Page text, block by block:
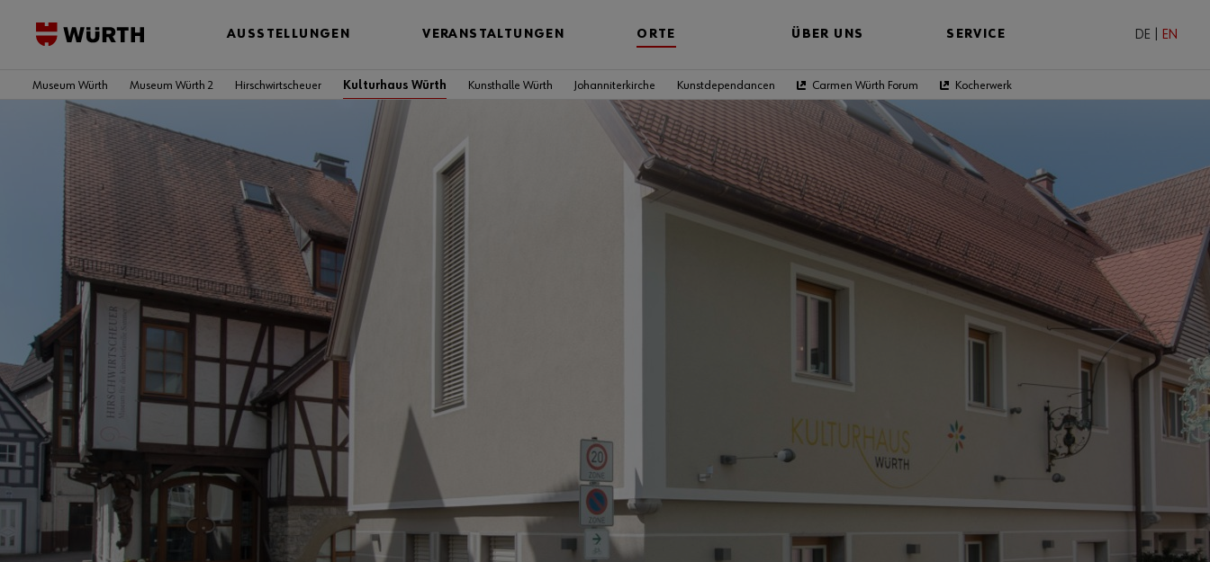
AUSSTELLUNGEN VERANSTALTUNGEN ORTE ÜBER UNS SERVICE DE EN
Museum Würth Museum Würth 2 Hirschwirtscheuer Kulturhaus Würth Kunsthalle Würth Johanniterkirche Kunstdependancen Carmen Würth Forum Kocherwerk